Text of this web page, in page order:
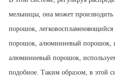
мельницы, она может
порошок,
порошок, алюминиевый порошок,
алюминиевый порошок,
подобное. Таким образом, в этой